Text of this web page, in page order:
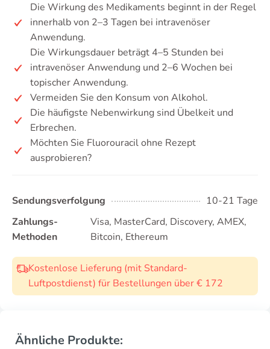
Die Wirkung des Medikaments beginnt in der Regel
innerhalb von 2–3 Tagen bei intravenöser
Anwendung.
Die Wirkungsdauer beträgt 4–5 Stunden bei
intravenöser Anwendung und 2–6 Wochen bei
topischer Anwendung.
Vermeiden Sie den Konsum von Alkohol.
Die häufigste Nebenwirkung sind Übelkeit und
Erbrechen.
Möchten Sie Fluorouracil ohne Rezept
ausprobieren?
Sendungsverfolgung
10-21 Tage
Zahlungs-
Methoden
Visa, MasterCard, Discovery, AMEX,
Bitcoin, Ethereum
Kostenlose Lieferung (mit Standard-
Luftpostdienst) für Bestellungen über € 172
Ähnliche Produkte: